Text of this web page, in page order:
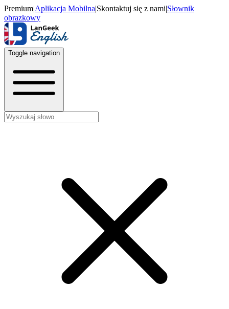
Premium|Aplikacja Mobilna|Skontaktuj się z nami|Słownik
obrazkowy
Toggle navigation